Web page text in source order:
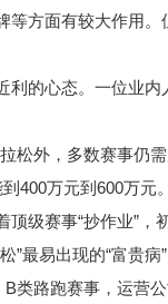
面有较大作用。
心态。一位业内
外，多数赛事仍
万元到600万
级赛事“抄作业”
最易出现的“富贵病”
路跑赛事，运营